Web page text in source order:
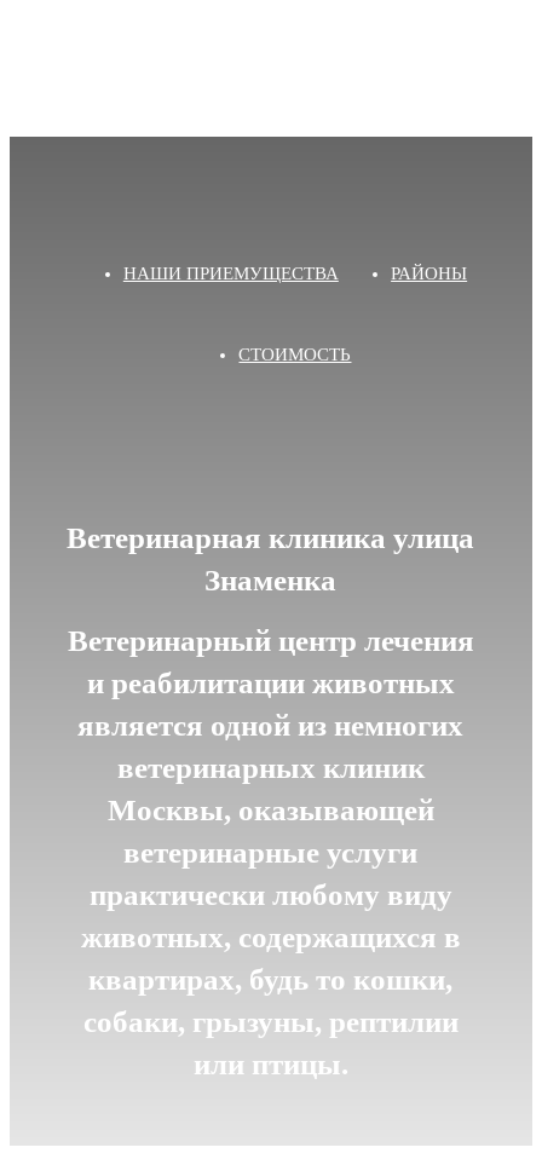
НАШИ ПРИЕМУЩЕСТВА РАЙОНЫ
СТОИМОСТЬ
Ветеринарная клиника улица
Знаменка
Ветеринарный центр лечения
и реабилитации животных
является одной из немногих
ветеринарных клиник
Москвы, оказывающей
ветеринарные услуги
практически любому виду
животных, содержащихся в
квартирах, будь то кошки,
собаки, грызуны, рептилии
или птицы.